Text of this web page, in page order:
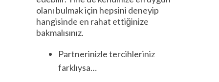
olanı bulmak için hepsini deneyip
hangisinde en rahat ettiğinize
bakmalısınız.
Partnerinizle tercihleriniz
farklıysa…